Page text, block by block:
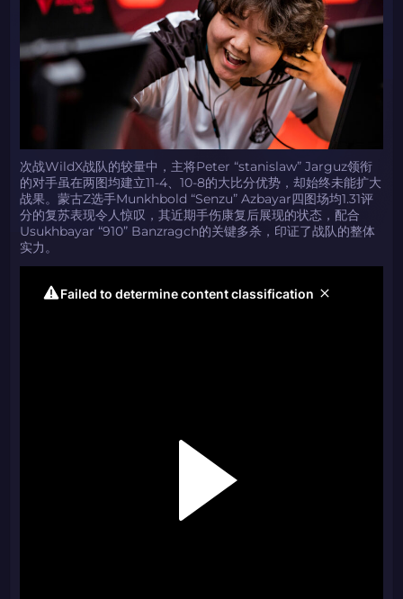
次战WildX战队的较量中，主将Peter “stanislaw” Jarguz领衔
的对手虽在两图均建立11-4、10-8的大比分优势，却始终未能扩大
战果。蒙古Z选手Munkhbold “Senzu” Azbayar四图场均1.31评
分的复苏表现令人惊叹，其近期手伤康复后展现的状态，配合
Usukhbayar “910” Banzragch的关键多杀，印证了战队的整体
实力。